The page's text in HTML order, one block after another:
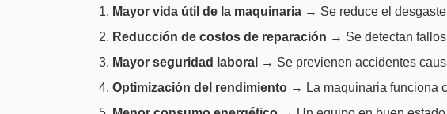
Mayor vida útil de la maquinaria → Se reduce el
Reducción de costos de reparación → Se detectan
Mayor seguridad laboral
→ Se previenen accidentes
Optimización del rendimiento → La maquinaria funciona